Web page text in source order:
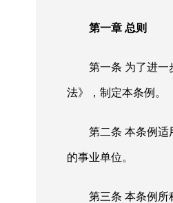
第一章 总则
第一条 为了进一
法》，制定本条例。
第二条 本条例适
的事业单位。
第三条 本条例所